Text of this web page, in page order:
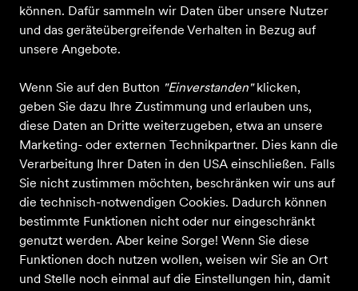
können. Dafür sammeln wir Daten über unsere Nutzer
und das geräteübergreifende Verhalten in Bezug auf
unsere Angebote.
Wenn Sie auf den Button "Einverstanden"klicken,
geben Sie dazu Ihre Zustimmung und erlauben uns,
diese Daten an Dritte weiterzugeben, etwa an unsere
Marketing- oder externen Technikpartner. Dies kann die
Verarbeitung Ihrer Daten in den USA einschließen. Falls
Sie nicht zustimmen möchten, beschränken wir uns auf
die technisch-notwendigen Cookies. Dadurch können
bestimmte Funktionen nicht oder nur eingeschränkt
genutzt werden. Aber keine Sorge! Wenn Sie diese
Funktionen doch nutzen wollen, weisen wir Sie an Ort
und Stelle noch einmal auf die Einstellungen hin, damit
Alle Produkte
ALLE FILTER
Farbe Sportart Größe Altersgruppe
78 Produkte